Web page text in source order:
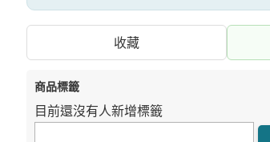
收藏
商品標籤
目前還沒有人新增標籤